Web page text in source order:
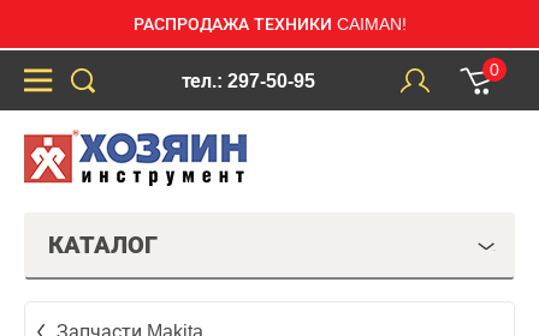
РАСПРОДАЖА ТЕХНИКИ CAIMAN!
тел.: 297-50-95
0
КАТАЛОГ
Запчасти Makita